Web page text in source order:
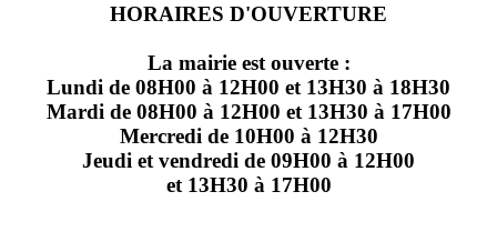
HORAIRES D'OUVERTURE
La mairie est ouverte :
Lundi de 08H00 à 12H00 et 13H30 à 18H30
Mardi de 08H00 à 12H00 et 13H30 à 17H00
Mercredi de 10H00 à 12H30
Jeudi et vendredi de 09H00 à 12H00
et 13H30 à 17H00